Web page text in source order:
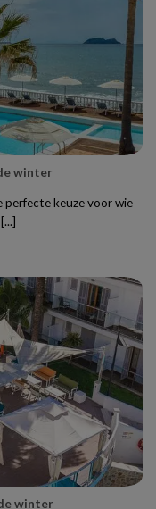
winter
perfecte keuze voor wie
winter